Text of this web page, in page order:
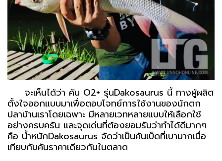
จะเห็นได้ว่า คัน O2+ รุ่นDakosaurus นี้ ทางผู้ผลิต
ตั้งใจออกแบบมาเพื่อตอบโจทย์การใช้งานของนักตก
ปลาบ้านเราโดยเฉพาะ มีหลายเวทหลายแบบให้เลือกใช้
อย่างครบครัน และจุดเด่นที่ต้องยอมรับว่าทำได้ดีมากๆ
คือ น้ำหนักDakosaurus จัดว่าเป็นคันเบ็ดที่เบามากเมื่อ
เทียบกับคันราคาเดียวกันในตลาด